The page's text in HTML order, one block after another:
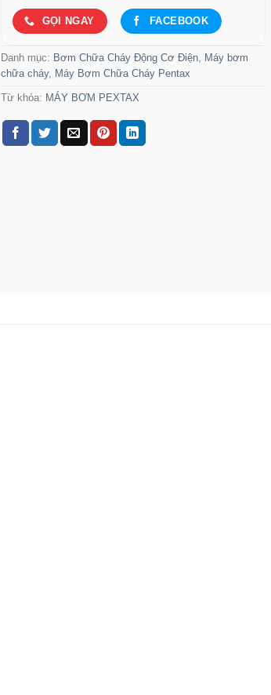
GỌI NGAY FACEBOOK
Danh mục: Bơm Chữa Cháy Động Cơ Điện, Máy bơm
chữa cháy, Máy Bơm Chữa Cháy Pentax
Từ khóa: MÁY BƠM PEXTAX